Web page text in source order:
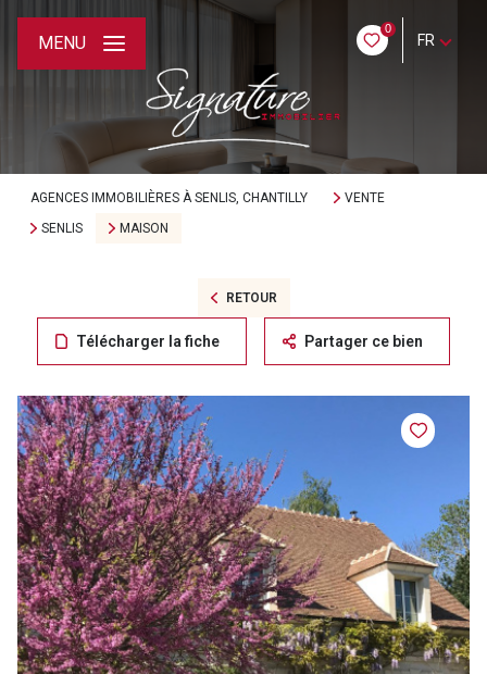
0
FR
MENU
AGENCES IMMOBILIÈRES À SENLIS, CHANTILLY
VENTE
SENLIS
MAISON
RETOUR
Télécharger la fiche Partager ce bien